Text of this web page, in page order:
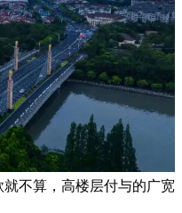
不算，高楼层付与的广宽